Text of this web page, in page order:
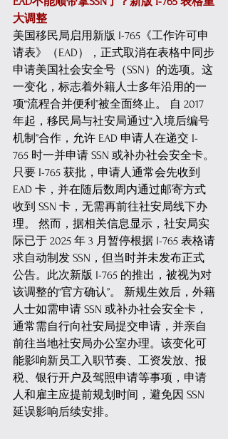
大调整
美国移民局启用新版 I-765《工作许可申
请表》（EAD），正式取消在表格中同步
申请美国社会安全号（SSN）的选项。这
一变化，标志着外籍人士多年沿用的一
项“流程合并便利”被全面终止。 自 2017
年起，移民局与社安局通过“入境后编号
机制”合作，允许 EAD 申请人在递交 I-
765 时一并申请 SSN 或补办社会安全卡。
只要 I-765 获批，申请人通常会先收到
EAD 卡，并在随后数周内通过邮寄方式
收到 SSN 卡，无需再前往社安局线下办
理。 然而，据相关信息显示，社安局实
际已于 2025 年 3 月暂停根据 I-765 表格请
求自动制发 SSN，但当时并未发布正式
公告。此次新版 I-765 的推出，被视为对
该调整的“官方确认”。 新规生效后，外籍
人士如需申请 SSN 或补办社会安全卡，
通常需自行向社安局提交申请，并亲自
前往当地社安局办公室办理。该变化可
能影响新员工入职节奏、工资发放、报
税、银行开户及驾照申请等事项，申请
人和雇主应提前规划时间，避免因 SSN
延误影响后续安排。